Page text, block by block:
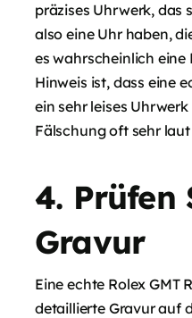
präzises Uhrwerk, das
also eine Uhr haben,
es wahrscheinlich eine
Hinweis ist, dass eine
ein sehr leises
Fälschung oft sehr laut
4. Prüfen
Gravur
Eine echte Rolex GMT
detaillierte Gravur auf